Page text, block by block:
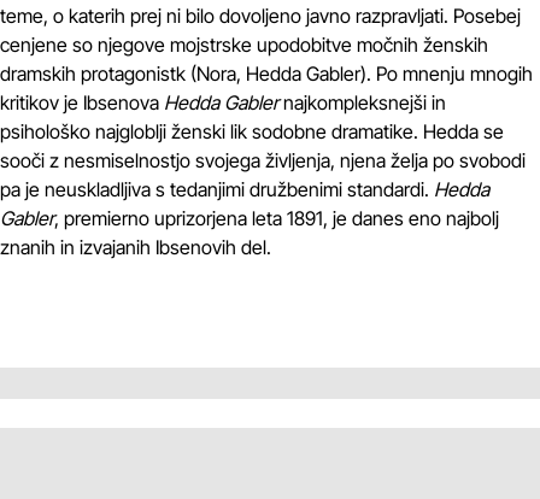
teme, o katerih prej ni bilo dovoljeno javno razpravljati. Posebej
cenjene so njegove mojstrske upodobitve močnih ženskih
dramskih protagonistk (Nora, Hedda Gabler). Po mnenju mnogih
kritikov je Ibsenova Hedda Gablernajkompleksnejši in
psihološko najgloblji ženski lik sodobne dramatike. Hedda se
sooči z nesmiselnostjo svojega življenja, njena želja po svobodi
pa je neuskladljiva s tedanjimi družbenimi standardi. Hedda
Gabler, premierno uprizorjena leta 1891, je danes eno najbolj
znanih in izvajanih Ibsenovih del.